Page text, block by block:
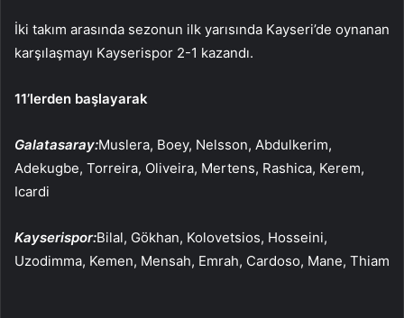
İki takım arasında sezonun ilk yarısında Kayseri’de oynanan
karşılaşmayı Kayserispor 2-1 kazandı.
11’lerden başlayarak
Galatasaray:Muslera, Boey, Nelsson, Abdulkerim,
Adekugbe, Torreira, Oliveira, Mertens, Rashica, Kerem,
Icardi
Kayserispor:Bilal, Gökhan, Kolovetsios, Hosseini,
Uzodimma, Kemen, Mensah, Emrah, Cardoso, Mane, Thiam